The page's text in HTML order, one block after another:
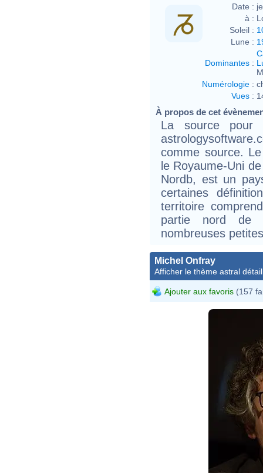
Date :
à :
Soleil :
Lune :
Dominantes :
Numérologie :
Vues :
À propos de cet
La source pour
comme source.
le Royaume-Uni
Nordb, est un
certaines
territoire
partie nord de
nombreuses
Michel Onfray
Afficher le thème astral
Ajouter aux favoris (157